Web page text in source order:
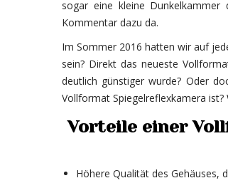
sogar eine kleine
Kommentar dazu da.
Im Sommer 2016 hatten wir auf
sein? Direkt das neueste
deutlich günstiger wurde? Oder
Vollformat Spiegelreflexkamera ist?
Vorteile einer
Höhere Qualität des Gehäuses,